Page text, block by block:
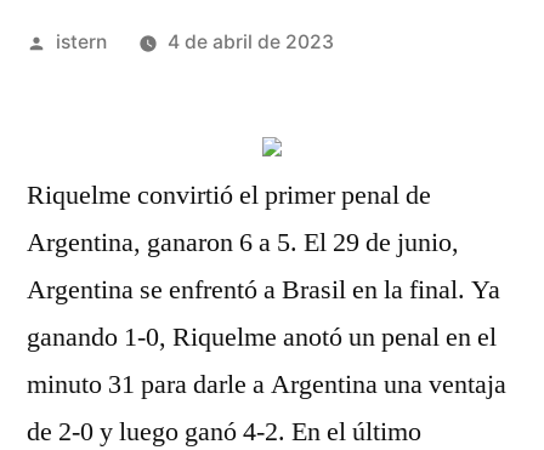
Publicado
istern 4 de abril de 2023
Riquelme convirtió el primer penal de
Argentina, ganaron 6 a 5. El 29 de junio,
Argentina se enfrentó a Brasil en la final. Ya
ganando 1-0, Riquelme anotó un penal en el
minuto 31 para darle a Argentina una ventaja
de 2-0 y luego ganó 4-2. En el último